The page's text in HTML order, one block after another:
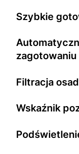
Szybkie
zagotowaniu
Filtracja
Wskaźnik